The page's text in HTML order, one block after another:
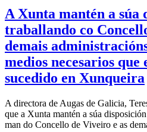
A Xunta mantén a súa
traballando co
demais
medios necesarios
sucedido en Xunqueira
A directora de Augas de Galicia,
que a Xunta mantén a súa
man do Concello de Viveiro e as